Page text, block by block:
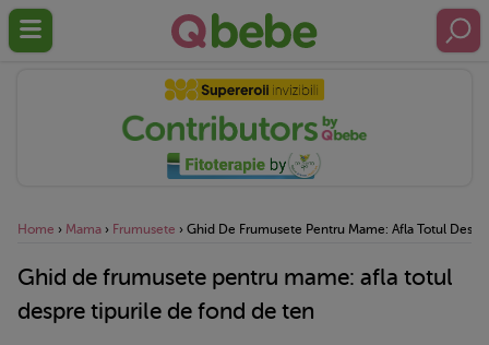
Home › Mama › Frumusete › Ghid De Frumusete Pentru Mame: Afla Totul
Ghid de frumusete pentru mame: afla totul
despre tipurile de fond de ten